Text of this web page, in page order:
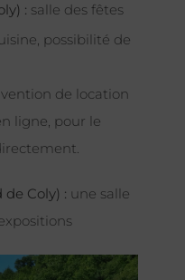
: salle des fêtes
possibilité de
de location
ligne, pour le
Coly) : une salle